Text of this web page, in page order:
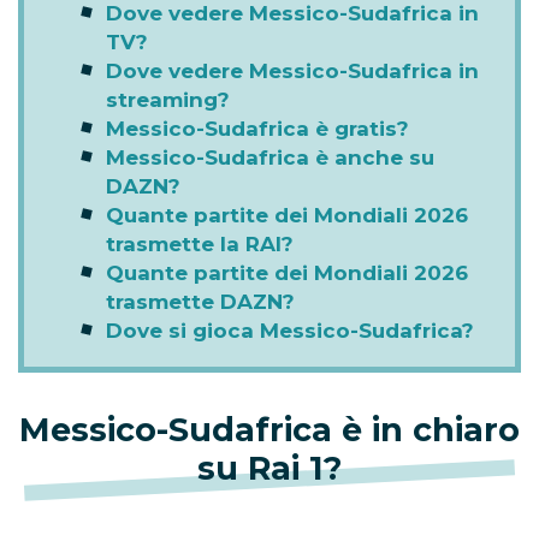
Dove vedere Messico-Sudafrica in
TV?
Dove vedere Messico-Sudafrica in
streaming?
Messico-Sudafrica è gratis?
Messico-Sudafrica è anche su
DAZN?
Quante partite dei Mondiali 2026
trasmette la RAI?
Quante partite dei Mondiali 2026
trasmette DAZN?
Dove si gioca Messico-Sudafrica?
Messico-Sudafrica è in chiaro
su Rai 1?